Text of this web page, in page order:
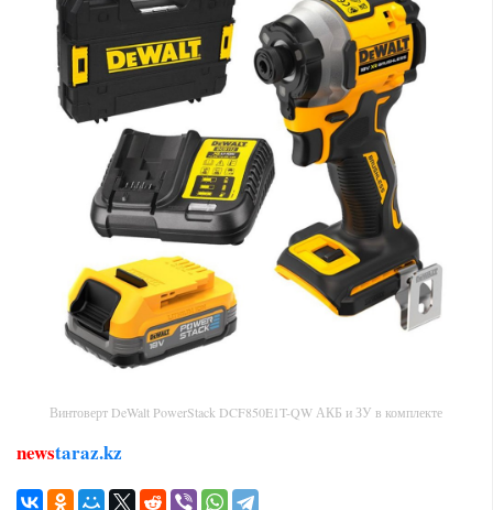
Винтоверт DeWalt PowerStack DCF850E1T-QW АКБ и ЗУ в комплекте
newstaraz.kz